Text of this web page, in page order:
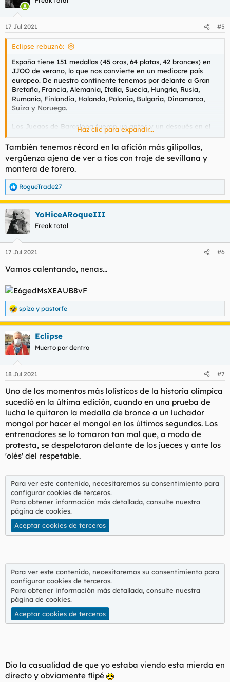
17 Jul 2021 #5
Eclipse rebuznó:
España tiene 151 medallas (45 oros, 64 platas, 42 bronces) en
JJOO de verano, lo que nos convierte en un mediocre país
europeo. De nuestro continente tenemos por delante a Gran
Bretaña, Francia, Alemania, Italia, Suecia, Hungría, Rusia,
Rumanía, Finlandia, Holanda, Polonia, Bulgaria, Dinamarca,
Suiza y Noruega.
Los Juegos de Barcelona fueron un antes y un después en el
deporte olímpico español. Antes de esa edición, se
promediaban 3 o 4 medallas por cita. Desde entonces, se
logran entre 15 y 20. Barcelona'92 significó un récord de
medallas españolas: 22. Fue la única vez que España entró en
el top-10 del medallero de una edición (sextos).
Españoles con más medallas:
David Cal (Piragüismo): 5 (1 oro)
Saúl Craviotto (Piragüismo): 4 (2 oros)
Joan Llaneras (Ciclismo en pista): 4 (2 oros)
Andrea Fuentes (Natación sincronizada): 4 (0 oros)
Arantxa Sánchez Vicario (Tenis): 4 (0 oros)
Haz clic para expandir...
También tenemos récord en la afición más gilipollas,
vergüenza ajena de ver a tios con traje de sevillana y
montera de torero.
R
e
a
c
c
e
:
RogueTrade27
YoHiceARoqueIII
Freak total
17 Jul 2021 #6
Vamos calentando, nenas...
R
e
c
c
i
e
:
spizo y pastorfe
Eclipse
Muerto por dentro
18 Jul 2021 #7
Uno de los momentos más lolísticos de la historia olímpica
sucedió en la última edición, cuando en una prueba de
lucha le quitaron la medalla de bronce a un luchador
mongol por hacer el mongol en los últimos segundos. Los
entrenadores se lo tomaron tan mal que, a modo de
protesta, se despelotaron delante de los jueces y ante los
'olés' del respetable.
Para ver este contenido, necesitaremos su consentimiento para
configurar cookies de terceros.
Para obtener información más detallada, consulte nuestra
página de cookies.
Aceptar cookies de terceros
Para ver este contenido, necesitaremos su consentimiento para
configurar cookies de terceros.
Para obtener información más detallada, consulte nuestra
página de cookies.
Aceptar cookies de terceros
Dio la casualidad de que yo estaba viendo esta mierda en
directo y obviamente flipé